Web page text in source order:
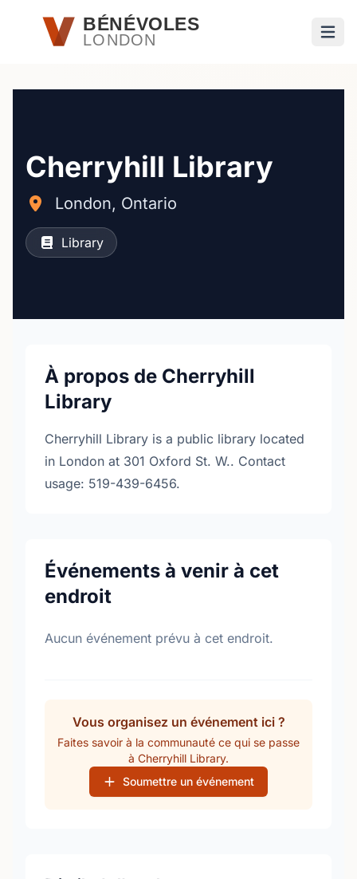
Passer au contenu principal
BÉNÉVOLES
LONDON
Cherryhill Library
London, Ontario
Library
À propos de Cherryhill
Library
Cherryhill Library is a public library located
in London at 301 Oxford St. W.. Contact
usage: 519-439-6456.
Événements à venir à cet
endroit
Aucun événement prévu à cet endroit.
Vous organisez un événement ici ?
Faites savoir à la communauté ce qui se passe
à Cherryhill Library.
Soumettre un événement